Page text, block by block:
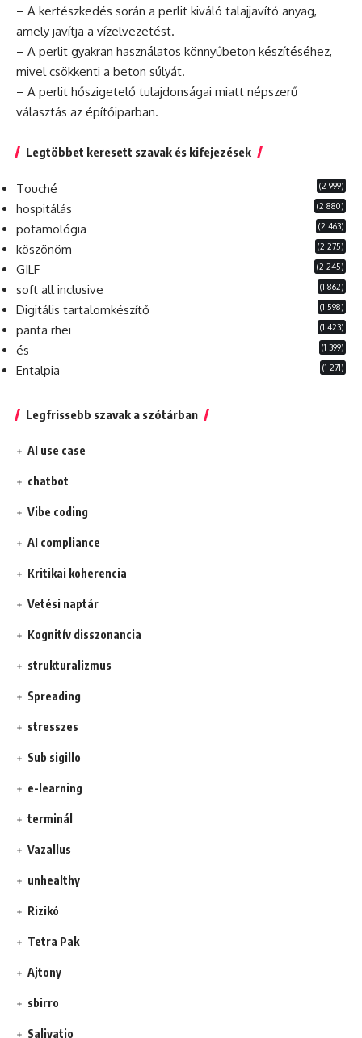
– A kertészkedés során a perlit kiváló talajjavító anyag,
amely javítja a vízelvezetést.
– A perlit gyakran használatos könnyűbeton készítéséhez,
mivel csökkenti a beton súlyát.
– A perlit hőszigetelő tulajdonságai miatt népszerű
választás az építőiparban.
Legtöbbet keresett szavak és kifejezések
Touché (2 999)
hospitálás (2 880)
potamológia (2 463)
köszönöm (2 275)
GILF (2 245)
soft all inclusive (1 862)
Digitális tartalomkészítő (1 598)
panta rhei (1 423)
és (1 399)
Entalpia (1 271)
Legfrissebb szavak a szótárban
AI use case
chatbot
Vibe coding
AI compliance
Kritikai koherencia
Vetési naptár
Kognitív disszonancia
strukturalizmus
Spreading
stresszes
Sub sigillo
e-learning
terminál
Vazallus
unhealthy
Rizikó
Tetra Pak
Ajtony
sbirro
Salivatio